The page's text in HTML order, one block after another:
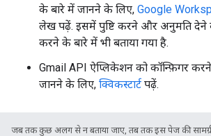
के बारे में जानने के लिए, Google
लेख पढ़ें. इसमें पुष्टि करने और अनुमति देने
करने के बारे में भी बताया गया है.
Gmail API ऐप्लिकेशन को कॉन्फ़िगर
जानने के लिए, क्विकस्टार्ट पढ़ें.
जब तक कुछ अलग से न बताया जाए, तब तक इस पेज की